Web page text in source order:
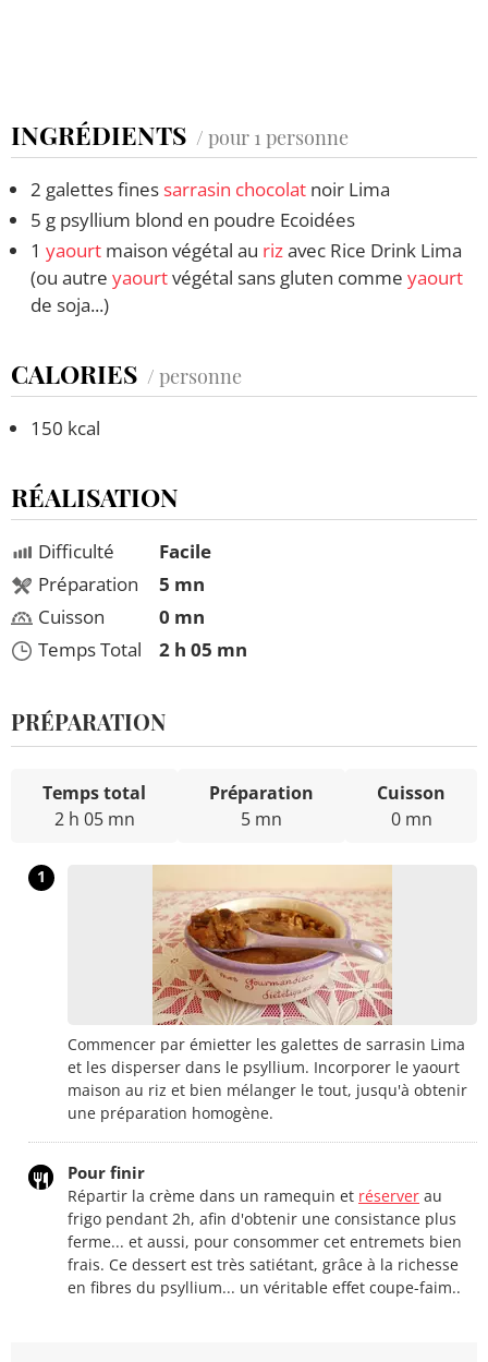
INGRÉDIENTS / pour 1 personne
2 galettes finessarrasin chocolat noir Lima
5 g psyllium blond en poudre Ecoidées
1 yaourt maison végétal au rizavec Rice Drink Lima
(ou autre yaourtvégétal sans gluten comme yaourt
de soja...)
CALORIES / personne
150 kcal
RÉALISATION
Difficulté
Préparation
Cuisson
Temps Total
Facile
5 mn
0 mn
2 h 05 mn
PRÉPARATION
Temps total
2 h 05 mn
Préparation
5 mn
Cuisson
0 mn
1
Commencer par émietter les galettes de sarrasin Lima
et les disperser dans le psyllium. Incorporer le yaourt
maison au riz et bien mélanger le tout, jusqu'à obtenir
une préparation homogène.
Pour finir
Répartir la crème dans un ramequin et réserver au
frigo pendant 2h, afin d'obtenir une consistance plus
ferme... et aussi, pour consommer cet entremets bien
frais. Ce dessert est très satiétant, grâce à la richesse
en fibres du psyllium... un véritable effet coupe-faim..